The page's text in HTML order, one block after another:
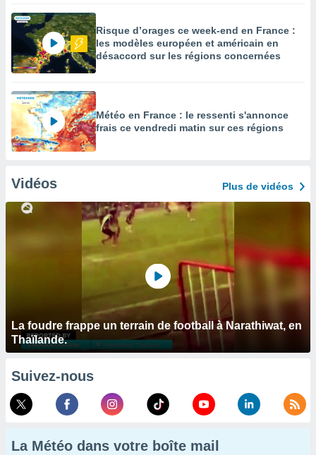
Risque d’orages ce week-end en France :
les modèles européen et américain en
désaccord sur les régions concernées
Météo en France : le ressenti s'annonce
frais ce vendredi matin sur ces régions
Vidéos Plus de vidéos
La foudre frappe un terrain de football à Narathiwat, en
Thaïlande.
Suivez-nous
La Météo dans votre boîte mail